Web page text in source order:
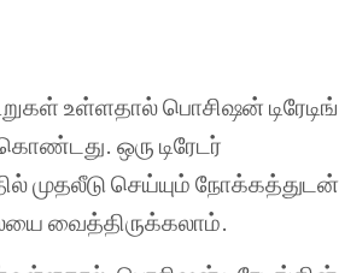
உள்ளதால் பொசிஷன் டிரேடிங்
ஒரு டிரேடர்
முதலீடு செய்யும் நோக்கத்துடன்
வைத்திருக்கலாம்.